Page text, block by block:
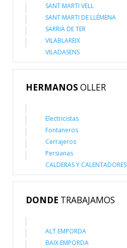
SANT MARTI VELL
SANT MARTI DE LLÉMENA
SARRIÀ DE TER
VILABLAREIX
VILADASENS
HERMANOS OLLER
Electricistas
Fontaneros
Cerrajeros
Persianas
CALDERAS Y CALENTADORES
DONDE TRABAJAMOS
ALT EMPORDA
BAIX EMPORDA